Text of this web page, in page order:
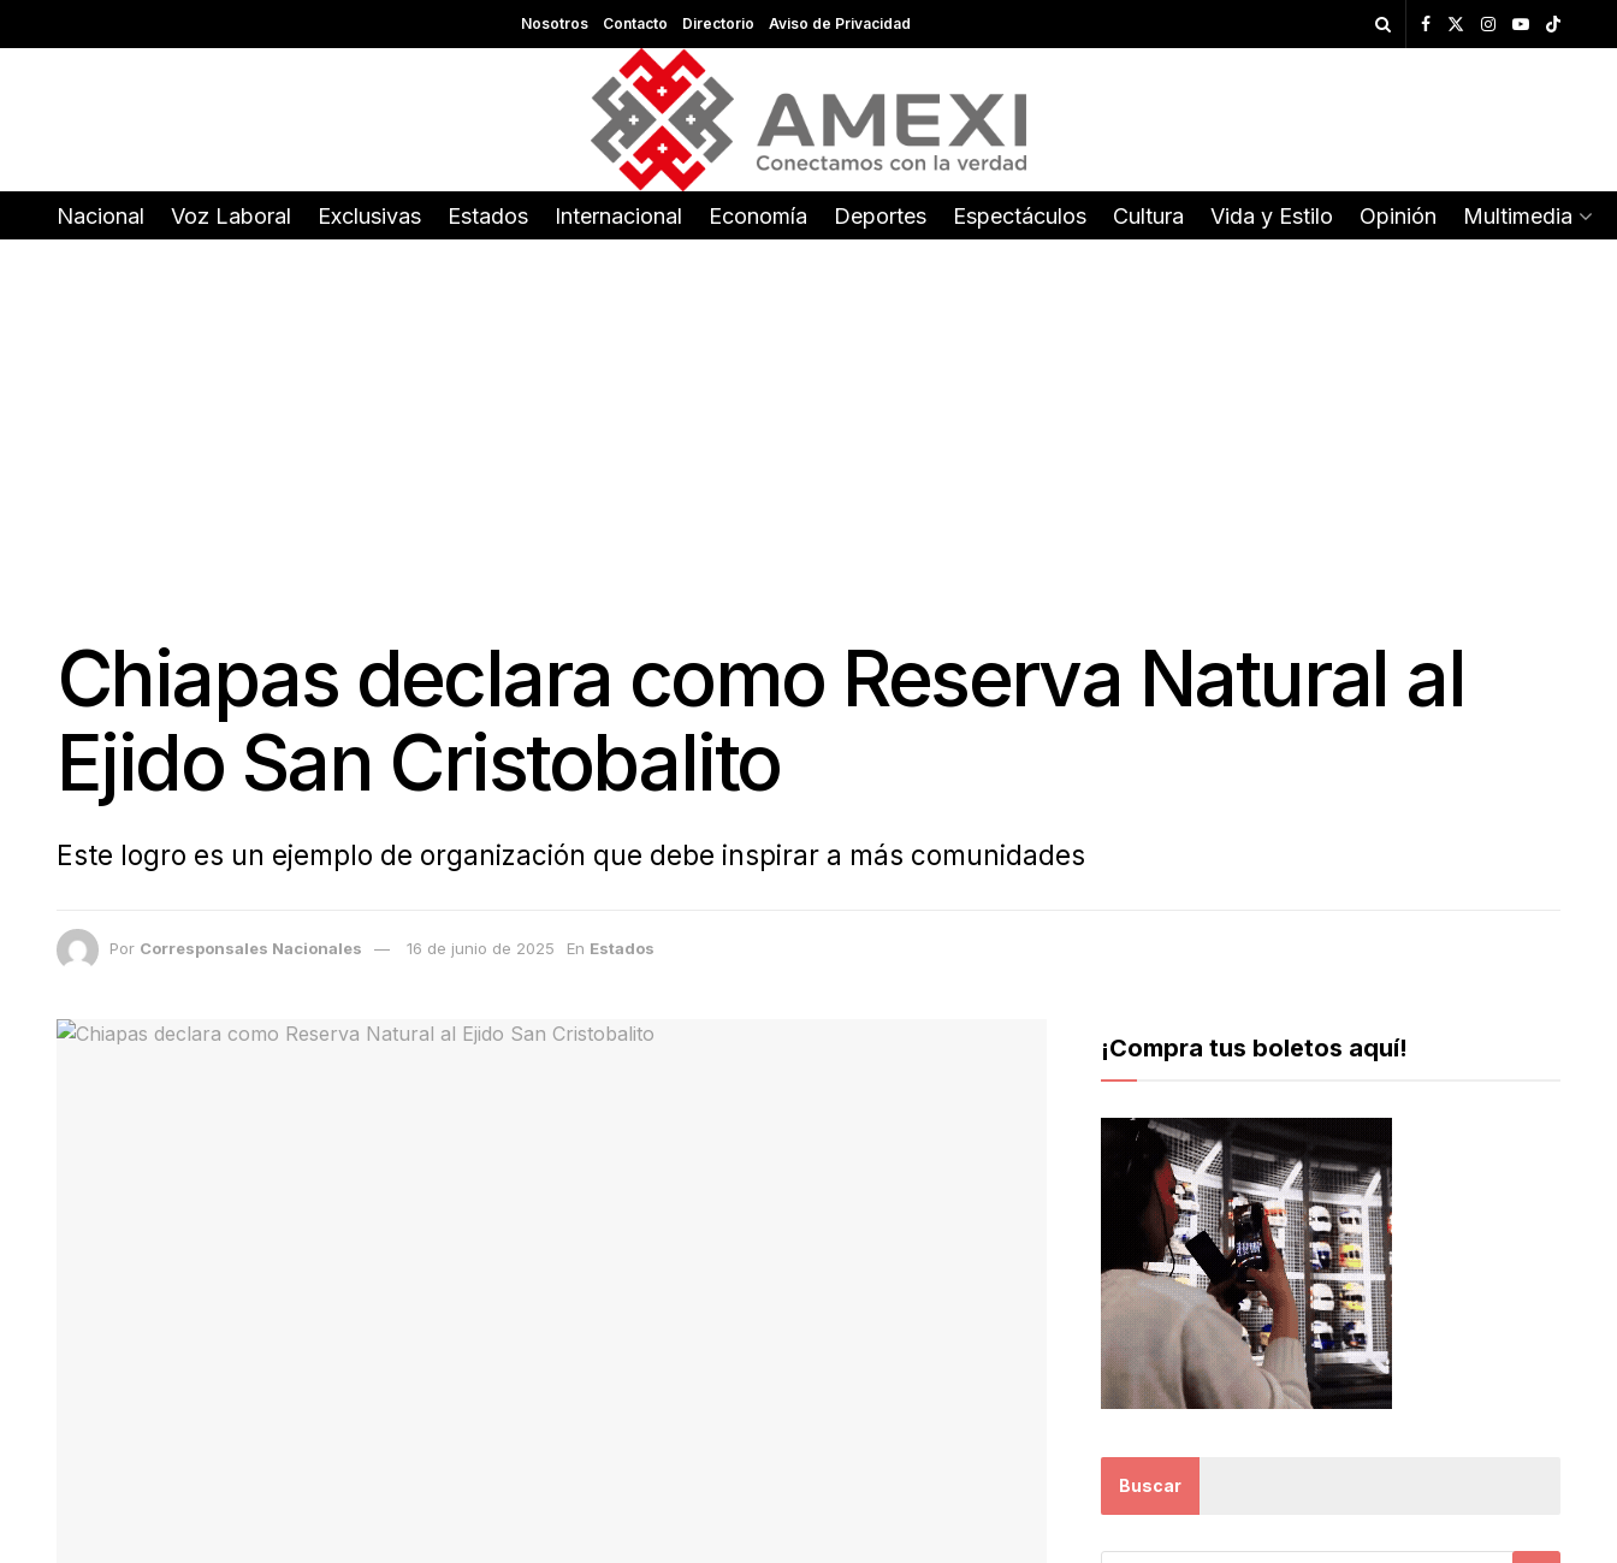
Nosotros Contacto Directorio Aviso de Privacidad
Nacional Voz Laboral Exclusivas Estados Internacional Economía Deportes Espectáculos Cultura Vida y Estilo Opinión Multimedia
Chiapas declara como Reserva Natural al
Ejido San Cristobalito
Este logro es un ejemplo de organización que debe inspirar a más comunidades
Por Corresponsales Nacionales 16 de junio de 2025 En Estados
¡Compra tus boletos aquí!
Buscar